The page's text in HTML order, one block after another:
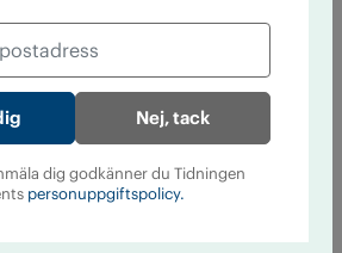
Nej, tack
dig godkänner du Tidningen
personuppgiftspolicy.